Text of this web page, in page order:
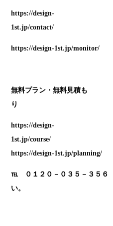
https://design-
1st.jp/contact/
https://design-1st.jp/monitor/
無料プラン・無料見積も
https://design-
1st.jp/course/
https://design-1st.jp/planning/
℡ ０１２０－０３５－３５６
い。